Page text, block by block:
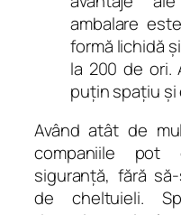
ambalare
formă lichidă
la 200 de ori.
puţin spaţiu
Având atât de
companiile pot
siguranţă, fără
de cheltuieli.